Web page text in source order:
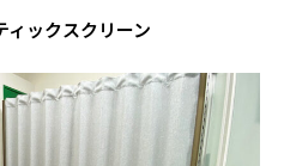
ィックスクリーン